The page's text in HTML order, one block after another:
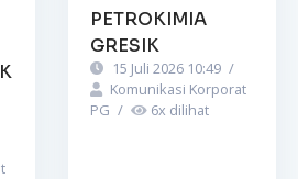
PETROKIMIA
GRESIK
15 Juli 2026 10:49 /
Komunikasi Korporat
PG / 6x dilihat